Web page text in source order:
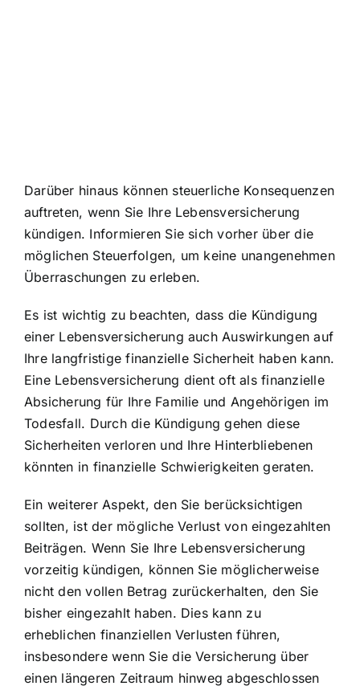
Darüber hinaus können steuerliche Konsequenzen
auftreten, wenn Sie Ihre Lebensversicherung
kündigen. Informieren Sie sich vorher über die
möglichen Steuerfolgen, um keine unangenehmen
Überraschungen zu erleben.
Es ist wichtig zu beachten, dass die Kündigung
einer Lebensversicherung auch Auswirkungen auf
Ihre langfristige finanzielle Sicherheit haben kann.
Eine Lebensversicherung dient oft als finanzielle
Absicherung für Ihre Familie und Angehörigen im
Todesfall. Durch die Kündigung gehen diese
Sicherheiten verloren und Ihre Hinterbliebenen
könnten in finanzielle Schwierigkeiten geraten.
Ein weiterer Aspekt, den Sie berücksichtigen
sollten, ist der mögliche Verlust von eingezahlten
Beiträgen. Wenn Sie Ihre Lebensversicherung
vorzeitig kündigen, können Sie möglicherweise
nicht den vollen Betrag zurückerhalten, den Sie
bisher eingezahlt haben. Dies kann zu
erheblichen finanziellen Verlusten führen,
insbesondere wenn Sie die Versicherung über
einen längeren Zeitraum hinweg abgeschlossen